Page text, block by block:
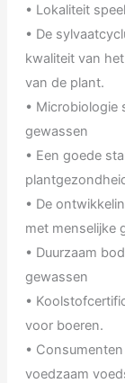
• Lokaliteit
• De
kwaliteit van
van de plant.
• Microbiologie
gewassen
• Een goede
• De
met menselijke
• Duurzaam
gewassen
•
voor boeren.
•
voedzaam